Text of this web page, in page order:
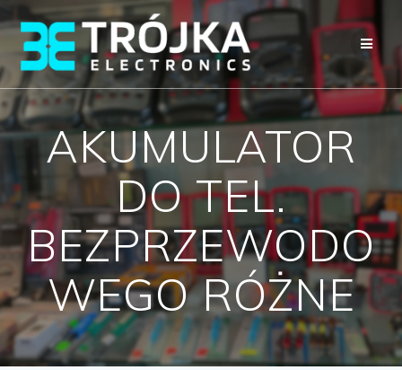
Przejdź
do
treści
AKUMULATOR
DO TEL.
BEZPRZEWODO
WEGO RÓŻNE